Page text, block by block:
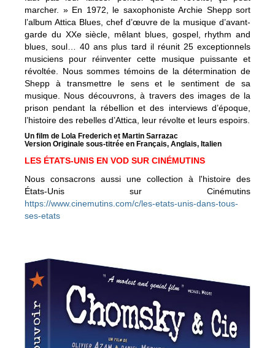
marcher. » En 1972, le saxophoniste Archie Shepp sort
l’album Attica Blues, chef d’œuvre de la musique d’avant-
garde du XXe siècle, mêlant blues, gospel, rhythm and
blues, soul… 40 ans plus tard il réunit 25 exceptionnels
musiciens pour réinventer cette musique puissante et
révoltée. Nous sommes témoins de la détermination de
Shepp à transmettre le sens et le sentiment de sa
musique. Nous découvrons, à travers des images de la
prison pendant la rébellion et des interviews d’époque,
l’histoire des rebelles d’Attica, leur révolte et leurs espoirs.
Un film de Lola Frederich et Martin Sarrazac
Version Originale sous-titrée en Français, Anglais, Italien
LES ÉTATS-UNIS EN VOD SUR CINÉMUTINS
Nous consacrons aussi une collection à l'histoire des
États-Unis sur Cinémutins
https://www.cinemutins.com/c/les-etats-unis-dans-tous-
ses-etats